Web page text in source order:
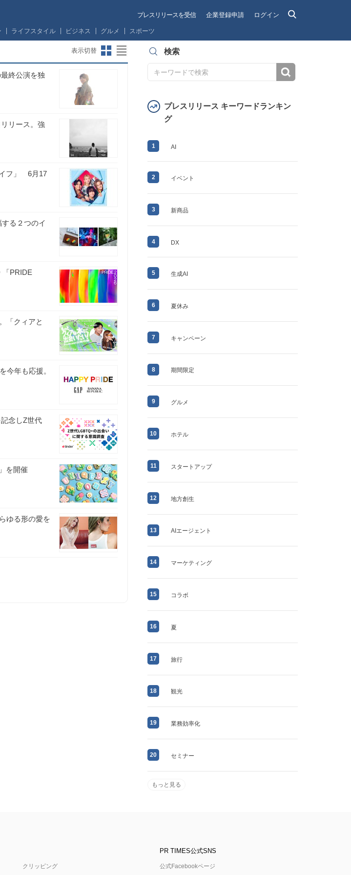
プレスリリースを受信 企業登録申請 ログイン
ライフスタイル ビジネス グルメ スポーツ
表示切替
終公演を独
リース。強
イフ」 6月17
る２つのイ
「PRIDE
「クィアと
今年も応援。
念しZ世代
を開催
ゆる形の愛を
検索
プレスリリース キーワードランキン
グ
1 AI
2 イベント
3 新商品
4 DX
5 生成AI
6 夏休み
7 キャンペーン
8 期間限定
9 グルメ
10 ホテル
11 スタートアップ
12 地方創生
13 AIエージェント
14 マーケティング
15 コラボ
16 夏
17 旅行
18 観光
19 業務効率化
20 セミナー
もっと見る
クリッピング
PR TIMES公式SNS
公式Facebookページ